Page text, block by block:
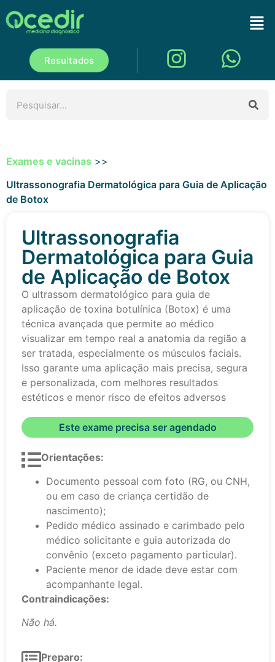
Resultados
Exames e vacinas >>
Ultrassonografia Dermatológica para Guia de Aplicação
de Botox
Ultrassonografia
Dermatológica para Guia
de Aplicação de Botox
O ultrassom dermatológico para guia de
aplicação de toxina botulínica (Botox) é uma
técnica avançada que permite ao médico
visualizar em tempo real a anatomia da região a
ser tratada, especialmente os músculos faciais.
Isso garante uma aplicação mais precisa, segura
e personalizada, com melhores resultados
estéticos e menor risco de efeitos adversos
Este exame precisa ser agendado
Orientações:
Documento pessoal com foto (RG, ou CNH,
ou em caso de criança certidão de
nascimento);
Pedido médico assinado e carimbado pelo
médico solicitante e guia autorizada do
convênio (exceto pagamento particular).
Paciente menor de idade deve estar com
acompanhante legal.
Contraindicações:
Não há.
Preparo: